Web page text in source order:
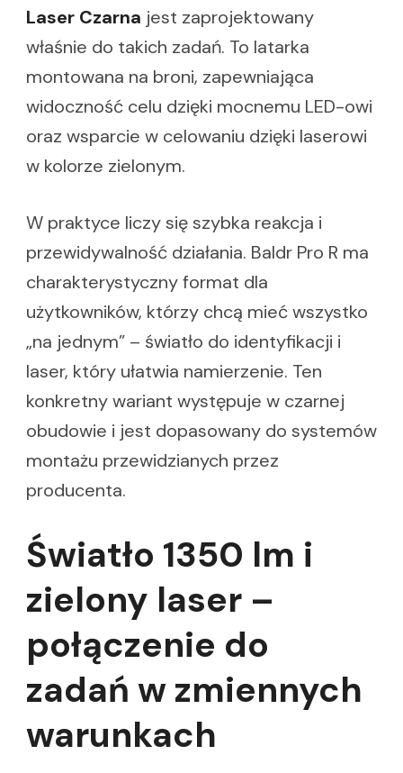
Laser Czarna jest zaprojektowany
właśnie do takich zadań. To latarka
montowana na broni, zapewniająca
widoczność celu dzięki mocnemu LED-owi
oraz wsparcie w celowaniu dzięki laserowi
w kolorze zielonym.
W praktyce liczy się szybka reakcja i
przewidywalność działania. Baldr Pro R ma
charakterystyczny format dla
użytkowników, którzy chcą mieć wszystko
„na jednym” – światło do identyfikacji i
laser, który ułatwia namierzenie. Ten
konkretny wariant występuje w czarnej
obudowie i jest dopasowany do systemów
montażu przewidzianych przez
producenta.
Światło 1350 lm i
zielony laser –
połączenie do
zadań w zmiennych
warunkach